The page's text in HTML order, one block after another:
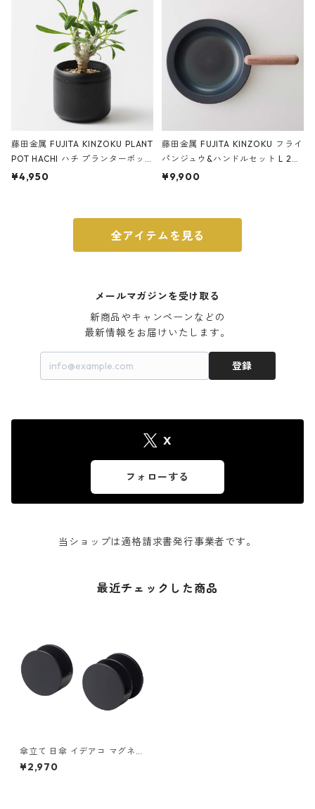
藤田金属 FUJITA KINZOKU PLANT
POT HACHI ハチ プランターポッ
ト 3号 ブラック
¥4,950
藤田金属 FUJITA KINZOKU フライ
パンジュウ&ハンドルセット L 24c
m ガス火・IH対応 鉄フライパン
¥9,900
全アイテムを見る
メールマガジンを受け取る
新商品やキャンペーンなどの
最新情報をお届けいたします。
登録
X
フォローする
当ショップは適格請求書発行事業者です。
最近チェックした商品
傘立て 日傘 イデアコ マグネッ
ト付き傘収納 ノブ ideaco Um
brella Hanger nobu チャコー
¥2,970